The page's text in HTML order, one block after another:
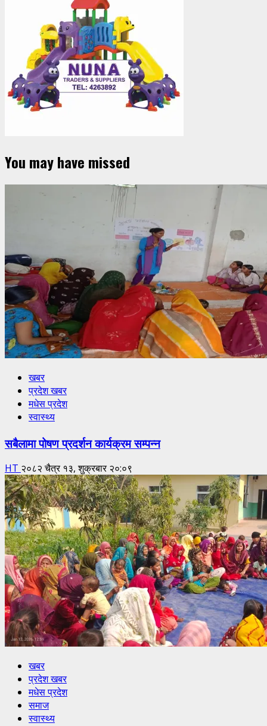
You may have missed
खबर
प्रदेश खबर
मधेस प्रदेश
स्वास्थ्य
सबैलामा पोषण प्रदर्शन कार्यक्रम सम्पन्न
HT २०८२ चैत्र १३, शुक्रबार २०:०९
खबर
प्रदेश खबर
मधेस प्रदेश
समाज
स्वास्थ्य